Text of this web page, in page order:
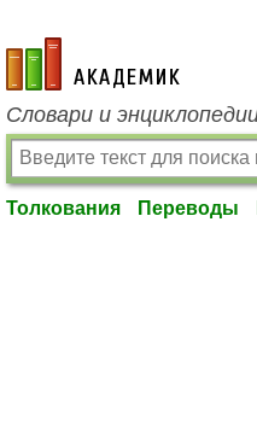
academic.ru
Словари и
Толкования Переводы